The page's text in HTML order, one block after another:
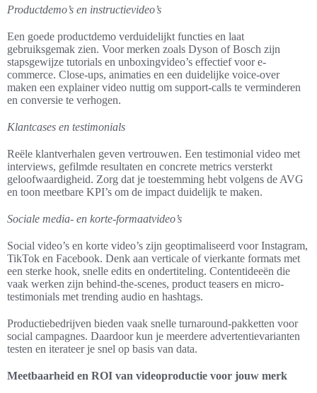
Productdemo’s en instructievideo’s
Een goede productdemo verduidelijkt functies en laat
gebruiksgemak zien. Voor merken zoals Dyson of Bosch zijn
stapsgewijze tutorials en unboxingvideo’s effectief voor e-
commerce. Close-ups, animaties en een duidelijke voice-over
maken een explainer video nuttig om support-calls te verminderen
en conversie te verhogen.
Klantcases en testimonials
Reële klantverhalen geven vertrouwen. Een testimonial video met
interviews, gefilmde resultaten en concrete metrics versterkt
geloofwaardigheid. Zorg dat je toestemming hebt volgens de AVG
en toon meetbare KPI’s om de impact duidelijk te maken.
Sociale media- en korte-formaatvideo’s
Social video’s en korte video’s zijn geoptimaliseerd voor Instagram,
TikTok en Facebook. Denk aan verticale of vierkante formats met
een sterke hook, snelle edits en ondertiteling. Contentideeën die
vaak werken zijn behind-the-scenes, product teasers en micro-
testimonials met trending audio en hashtags.
Productiebedrijven bieden vaak snelle turnaround-pakketten voor
social campagnes. Daardoor kun je meerdere advertentievarianten
testen en iterateer je snel op basis van data.
Meetbaarheid en ROI van videoproductie voor jouw merk